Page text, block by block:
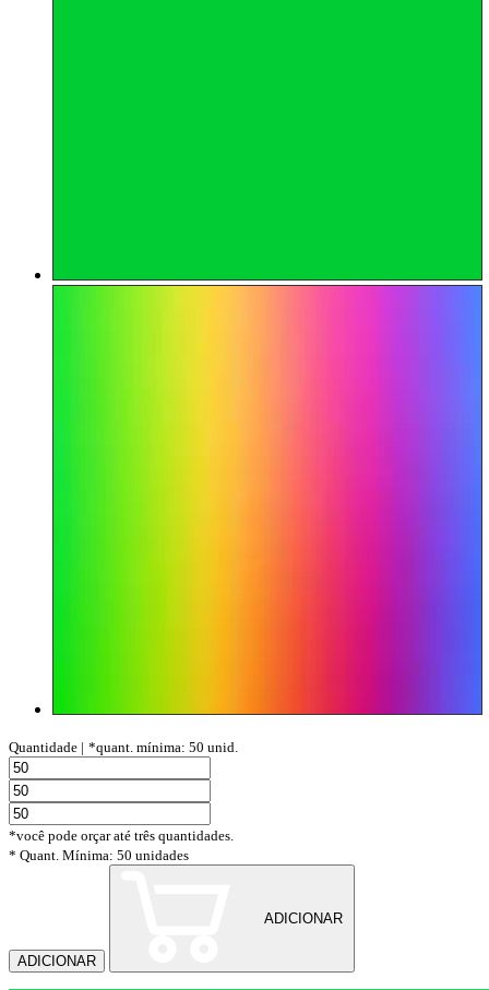
Quantidade | *quant. mínima: 50 unid.
*você pode orçar até três quantidades.
* Quant. Mínima: 50 unidades
ADICIONAR
ADICIONAR